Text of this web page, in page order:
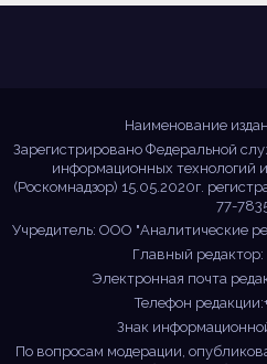
Наименование
Зарегистрировано Федеральной
информационных технологий
(Роскомнадзор) 15.05.2020г.
77-
Учредитель: ООО "Аналитические
Главный
Электронная почта
Телефон
Знак
По вопросам модерации,